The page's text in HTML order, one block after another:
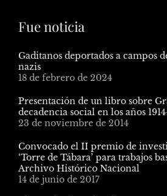
Fue noticia
Gaditanos deportados a campos
nazis
18 de febrero de 2024
Presentación de un libro sobre
decadencia social en los años
23 de noviembre de 2014
Convocado el II premio de
‘Torre de Tábara’ para trabajos
Archivo Histórico Nacional
14 de junio de 2017